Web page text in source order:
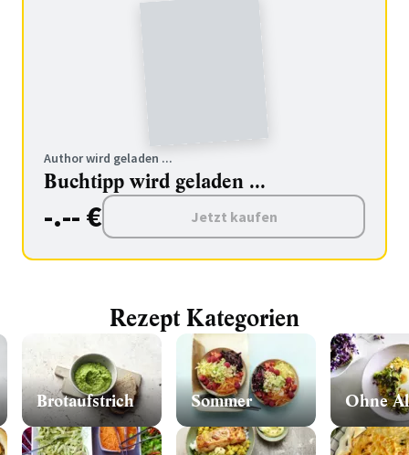
Author wird geladen ...
Buchtipp wird geladen ...
-.-- € Jetzt kaufen
Rezept Kategorien
Brotaufstrich Sommer Ohne